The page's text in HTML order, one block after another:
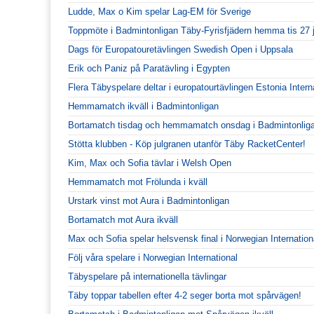
Ludde, Max o Kim spelar Lag-EM för Sverige
Toppmöte i Badmintonligan Täby-Fyrisfjädern hemma tis 27
Dags för Europatouretävlingen Swedish Open i Uppsala
Erik och Paniz på Paratävling i Egypten
Flera Täbyspelare deltar i europatourtävlingen Estonia
Hemmamatch ikväll i Badmintonligan
Bortamatch tisdag och hemmamatch onsdag i
Stötta klubben - Köp julgranen utanför Täby RacketCenter!
Kim, Max och Sofia tävlar i Welsh Open
Hemmamatch mot Frölunda i kväll
Urstark vinst mot Aura i Badmintonligan
Bortamatch mot Aura ikväll
Max och Sofia spelar helsvensk final i Norwegian
Följ våra spelare i Norwegian International
Täbyspelare på internationella tävlingar
Täby toppar tabellen efter 4-2 seger borta mot spårvägen!